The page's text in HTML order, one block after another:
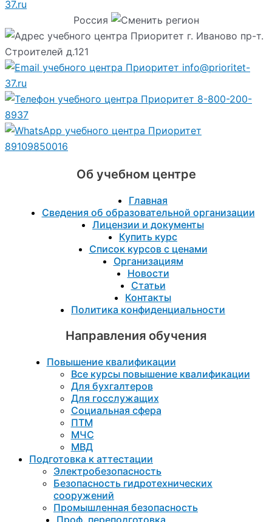
37.ru
Россия
г. Иваново пр-т.
Строителей д.121
info@prioritet-
37.ru
8-800-200-
8937
89109850016
Об учебном центре
Главная
Сведения об образовательной организации
Лицензии и документы
Купить курс
Список курсов с ценами
Организациям
Новости
Статьи
Контакты
Политика конфиденциальности
Направления обучения
Повышение квалификации
Все курсы повышение квалификации
Для бухгалтеров
Для госслужащих
Социальная сфера
ПТМ
МЧС
МВД
Подготовка к aттестации
Электробезопасность
Безопасность гидротехнических
сооружений
Промышленная безопасность